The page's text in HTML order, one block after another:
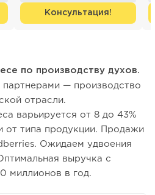
Консультация!
по производству духов.
— производство
отрасли.
варьируется от 8 до 43%
от типа продукции. Продажи
Ожидаем удвоения
выручка с
миллионов в год.